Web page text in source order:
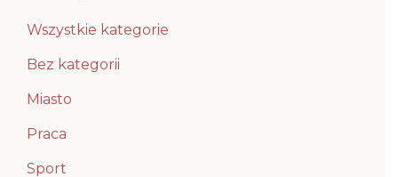
Wszystkie kategorie
Bez kategorii
Miasto
Praca
Sport